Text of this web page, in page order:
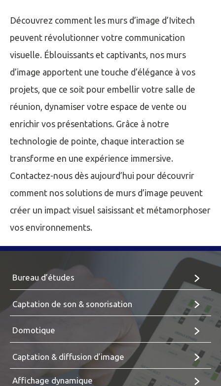
Découvrez comment les murs d’image d’Ivitech
peuvent révolutionner votre communication
visuelle. Éblouissants et captivants, nos murs
d’image apportent une touche d’élégance à vos
projets, que ce soit pour embellir votre salle de
réunion, dynamiser votre espace de vente ou
enrichir vos présentations. Grâce à notre
technologie de pointe, chaque interaction se
transforme en une expérience immersive.
Contactez-nous dès aujourd’hui pour découvrir
comment nos solutions de murs d’image peuvent
créer un impact visuel saisissant et métamorphoser
vos environnements.
Bureau d’études
Captation de son & sonorisation
Domotique
Captation & diffusion d’image
Affichage dynamique